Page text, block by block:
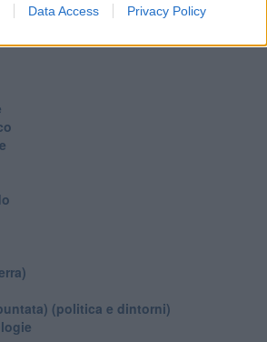
Data Access Privacy Policy
(politica e dintorni)